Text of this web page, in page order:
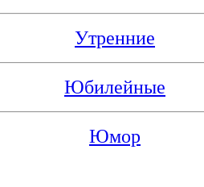
Утренние
Юбилейные
Юмор